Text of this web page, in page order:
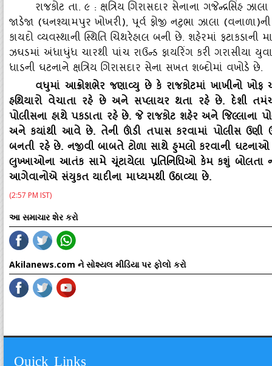
રાજકોટ તા. ૯ : ક્ષત્રિય ગિરાસદાર સેનાના ગજેન્‍દ્રસિંહ
જાડેજા (ઘનશ્‍યામપુર ખોખરી), પૂર્વ ફોજી નટુભા ઝાલા
કાયદો વ્‍યવસ્‍થાની સ્‍થિતિ ચિથરેહાલ બની છે. શહેરમાં ફટાકડાની
ઝઘડમાં અંધાધુંધ ચારથી પાંચ રાઉન્‍ડ ફાયરિંગ કરી ગરાસીયા
ધાડની ઘટનાને ક્ષત્રિય ગિરાસદાર સેના સખત શબ્‍દોમાં વખોડે છે.
વધુમાં આક્રોશભેર જણાવ્‍યુ છે કે રાજકોટમાં ખાખીનો
હથિયારો વેચાતા રહે છે અને સપ્‍લાયર થતા રહે છે. દેશી
પોલીસના હાથે પકડાતા રહે છે. જે રાજકોટ શહેર અને જિલ્લાના
અને કયાંથી આવે છે. તેની ઊંડી તપાસ કરવામાં પોલીસ ઉણી
બનતી રહે છે. નજીવી બાબતે ટોળા સાથે હુમલો કરવાની ઘટનાઓ
લુખ્‍ખાઓના આતંક સામે ચૂંટાયેલા પ્રતિનિધિઓ કેમ કશું બોલતા
આગેવાનોએ સંયુકત યાદીના માધ્‍યમથી ઉઠાવ્‍યા છે.
(2:57 PM IST)
આ સમાચાર શેર કરો
Akilanews.com ને સોશ્યલ મીડિયા પર ફોલો કરો